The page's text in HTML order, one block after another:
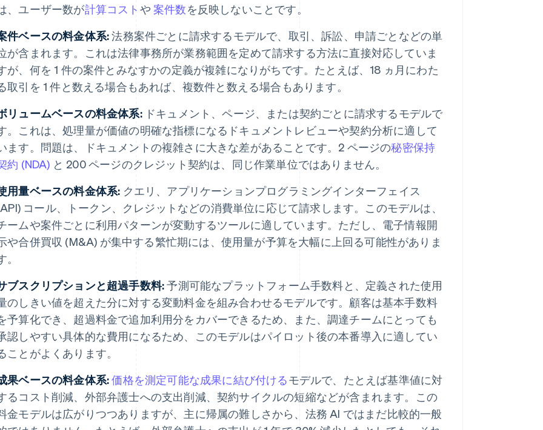
、ユーザー数が計算コスト や 案件数を反映しないことです。
件ベースの料金体系:法務案件ごとに請求するモデルで、取引、訴訟、申請ごとなどの単
が含まれます。これは法律事務所が業務範囲を定めて請求する方法に直接対応していま
が、何を 1 件の案件とみなすかの定義が複雑になりがちです。たとえば、18 ヵ月にわた
取引を 1 件と数える場合もあれば、複数件と数える場合もあります。
リュームベースの料金体系:ドキュメント、ページ、または契約ごとに請求するモデルで
。これは、処理量が価値の明確な指標になるドキュメントレビューや契約分析に適して
ます。問題は、ドキュメントの複雑さに大きな差があることです。2 ページの秘密保持
約 (NDA) と 200 ページのクレジット契約は、同じ作業単位ではありません。
用量ベースの料金体系: クエリ、アプリケーションプログラミングインターフェイス
コール、トークン、クレジットなどの消費単位に応じて請求します。このモデルは、
ームや案件ごとに利用パターンが変動するツールに適しています。ただし、電子情報開
や合併買収 (M&A) が集中する繁忙期には、使用量が予算を大幅に上回る可能性がありま
。
ブスクリプションと超過手数料:予測可能なプラットフォーム手数料と、定義された使用
のしきい値を超えた分に対する変動料金を組み合わせるモデルです。顧客は基本手数料
予算化でき、超過料金で追加利用分をカバーできるため、また、調達チームにとっても
認しやすい具体的な費用になるため、このモデルはパイロット後の本番導入に適してい
ことがよくあります。
果ベースの料金体系:価格を測定可能な成果に結び付けるモデルで、たとえば基準値に対
るコスト削減、外部弁護士への支出削減、契約サイクルの短縮などが含まれます。この
金モデルは広がりつつありますが、主に帰属の難しさから、法務 AI ではまだ比較的一般